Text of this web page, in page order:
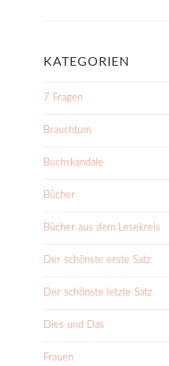
KATEGORIEN
7 Fragen
Brauchtum
Buchskandale
Bücher
Bücher aus dem Lesekreis
Der schönste erste Satz
Der schönste letzte Satz
Dies und Das
Frauen